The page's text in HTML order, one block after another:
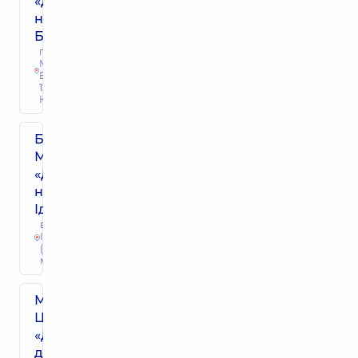
на просп. Миколи
Бажана
просп.
Миколи
Бажана,
12-А, м.
Київ
Багатопрофільний
Медичний Центр
«Добробут» 24/7
на вул. Сім’ї
Ідзиковських
вул. Сім'ї
Ідзиковських
(М. Мишина), 3,
м. Київ
Медичний
Центр
«Добробут»
для всієї